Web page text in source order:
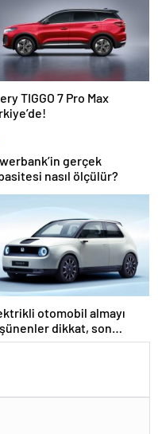
TIGGO 7 Pro Max
gerçek
nasıl ölçülür?
otomobil almayı
dikkat, son
fayda etmez